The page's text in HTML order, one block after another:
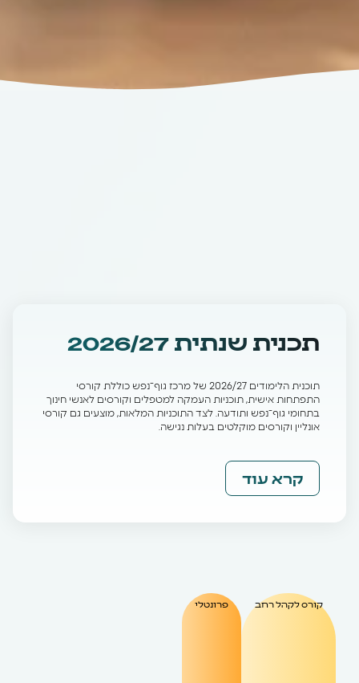
תכנית שנתית 2026/27
תוכנית הלימודים 2026/27 של מרכז גוף־נפש כוללת קורסי
התפתחות אישית, תוכניות העמקה למטפלים וקורסים לאנשי חינוך
בתחומי גוף־נפש ותודעה. לצד התוכניות המלאות, מוצעים גם קורסי
אונליין וקורסים מוקלטים בעלות נגישה.
קרא עוד
קורס לקהל רחב פרונטלי